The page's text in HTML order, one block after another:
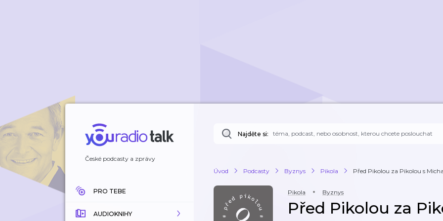
České podcasty a zprávy
PRO TEBE
AUDIOKNIHY
Najděte si:
Úvod Podcasty Byznys Pikola Před Pikolou za Pikolou s
Pikola Byznys
Před Pikolou za